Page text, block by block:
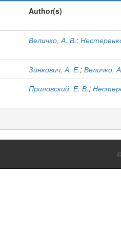
Author(s)
Величко, А. В.;
Зинкович, А. Е.; Величко,
Приловский, Е. В.;